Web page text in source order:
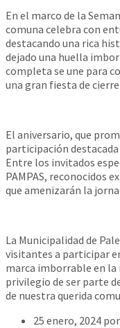
En el marco de la
comuna celebra con
destacando una rica
dejado una huella
completa se une para
una gran fiesta de
El aniversario, que
participación
Entre los invitados
PAMPAS, reconocidos
que amenizarán la
La Municipalidad de
visitantes a participar
marca imborrable en la
privilegio de ser parte
de nuestra querida
25 enero, 2024 por